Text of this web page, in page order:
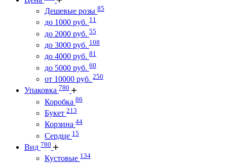
Дешевые розы 85
до 1000 руб. 11
до 2000 руб. 55
до 3000 руб. 108
до 4000 руб. 81
до 5000 руб. 60
от 10000 руб. 250
Упаковка 780
Коробка 86
Букет 213
Корзина 44
Сердце 15
Вид 780
Кустовые 134